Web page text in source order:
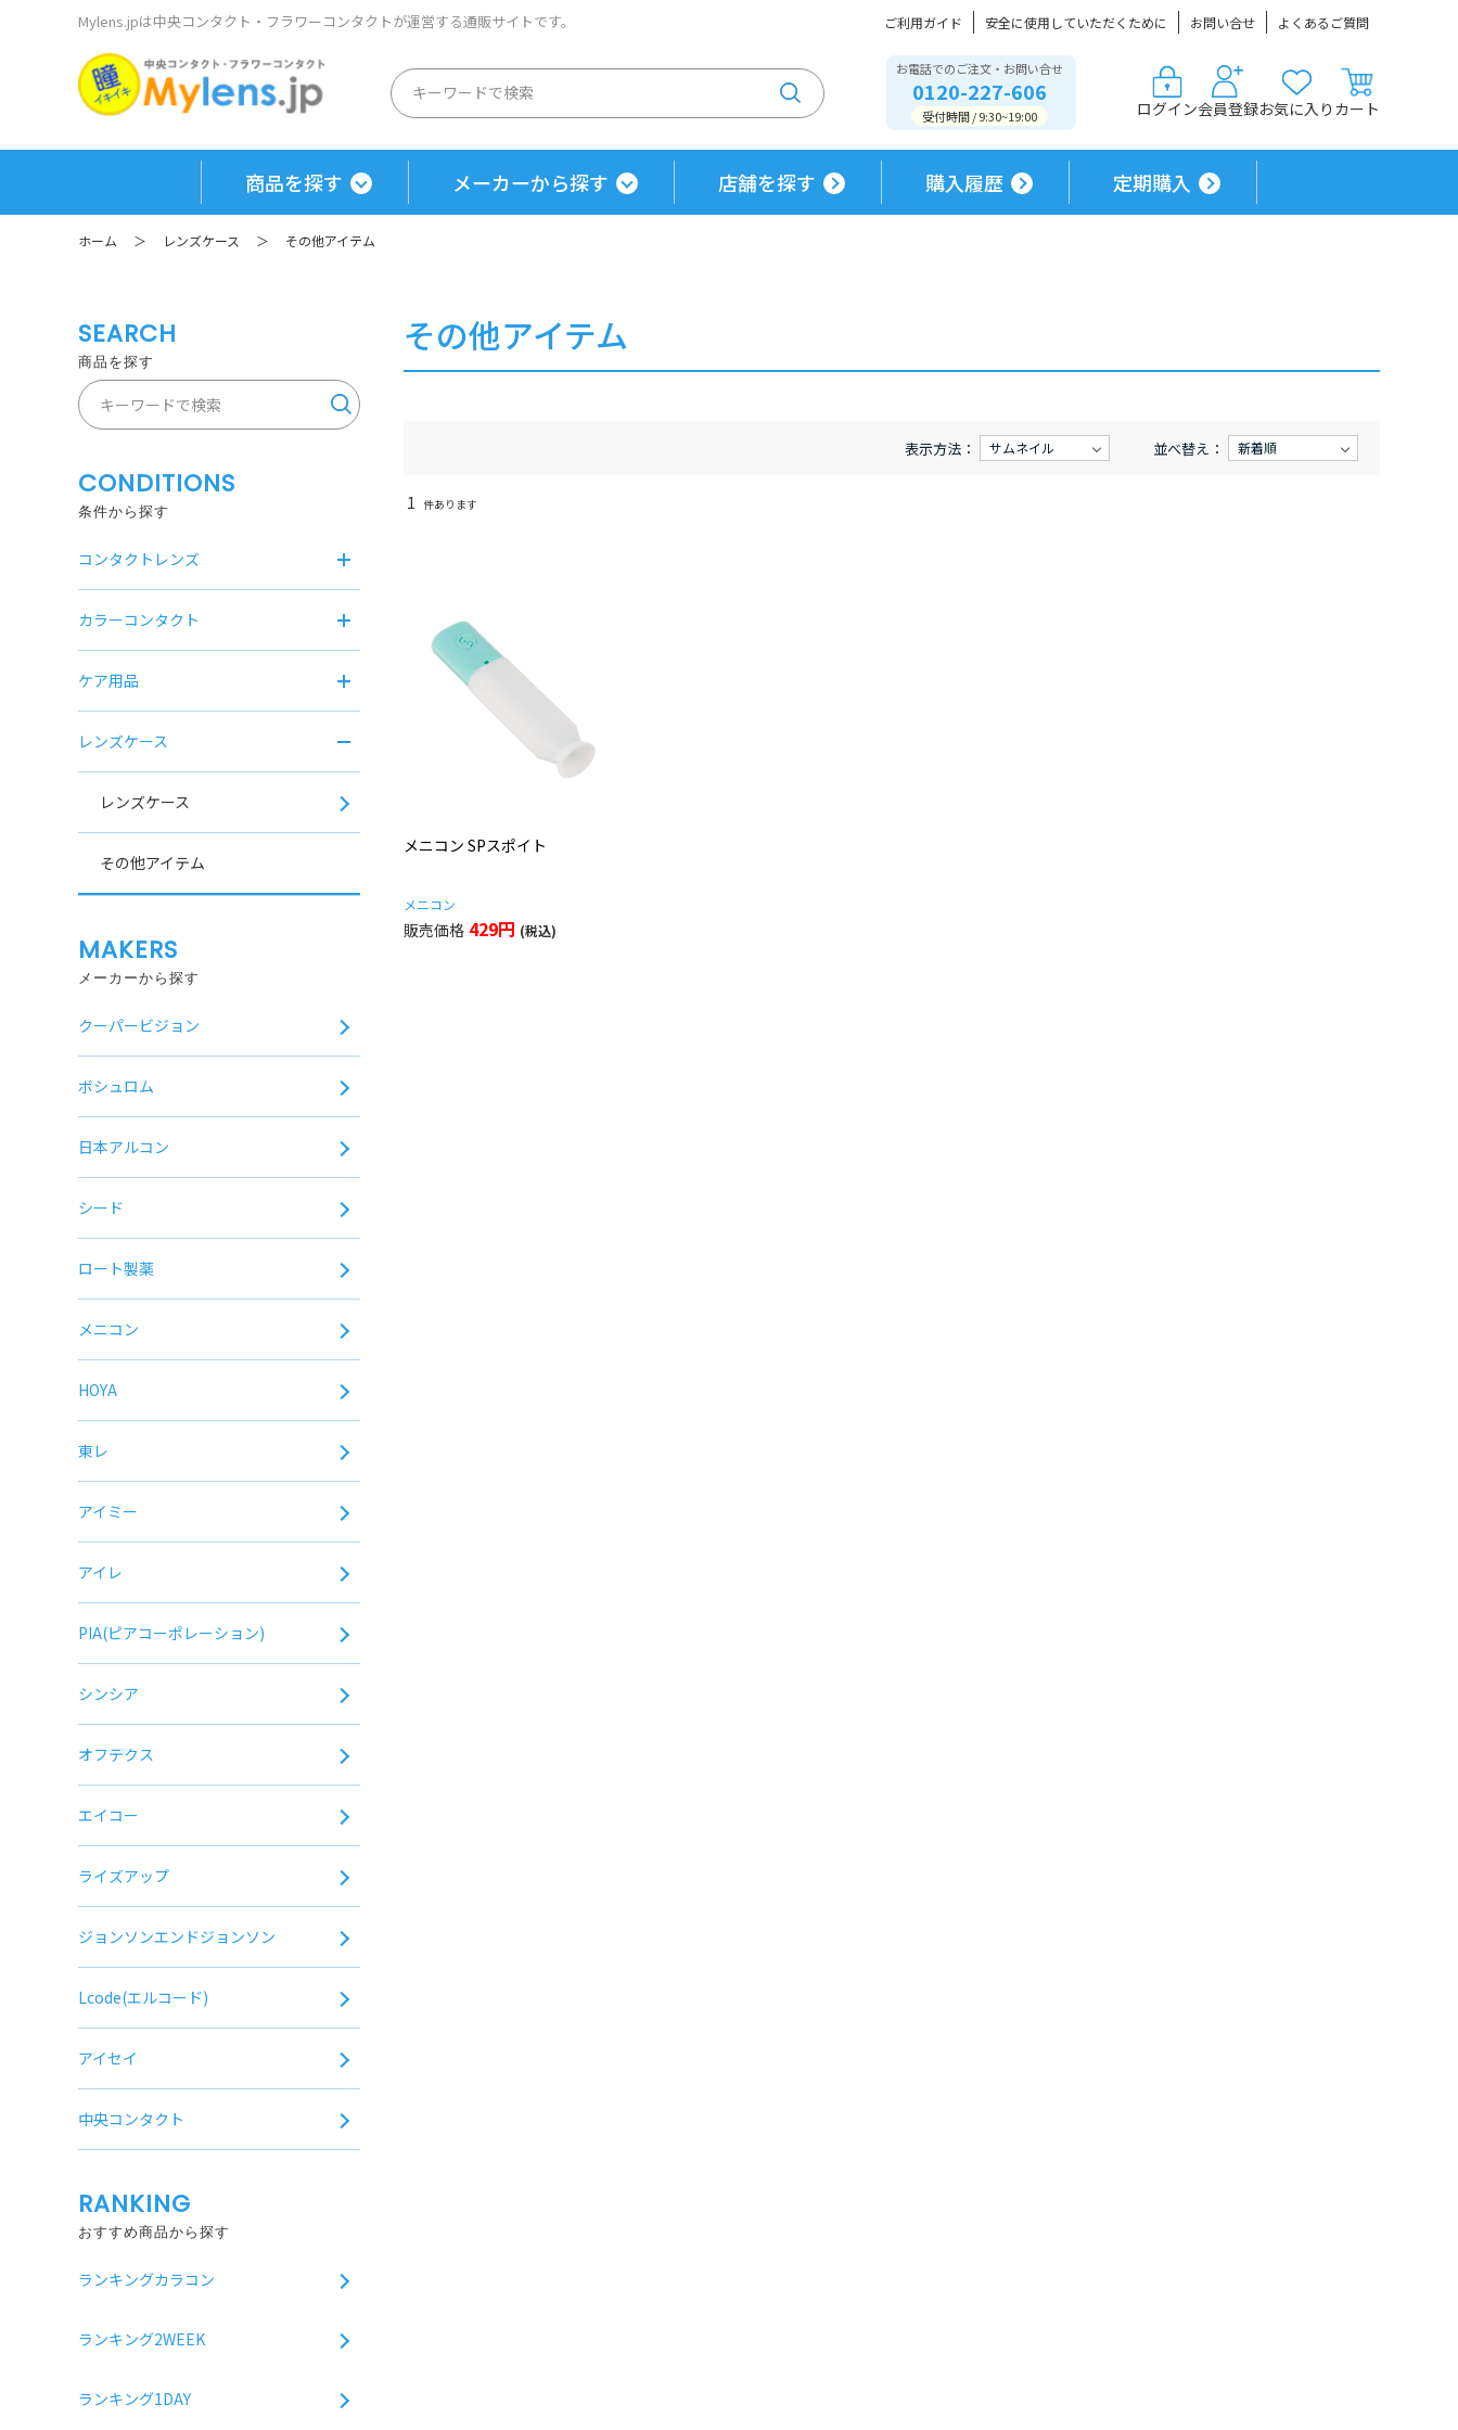
Mylens.jpは中央コンタクト・フラワーコンタクトが運営する通販サイトです。 ご利用ガイド 安全に使用していただくために お問い合せ よくあるご質問
お電話でのご注文・お問い合せ
0120-227-606
受付時間 / 9:30~19:00 ログイン会員登録お気に入り カート
商品を探す メーカーから探す 店舗を探す 購入履歴 定期購入
ホーム ＞ レンズケース ＞ その他アイテム
SEARCH
商品を探す
CONDITIONS
条件から探す
コンタクトレンズ
カラーコンタクト
ケア用品
レンズケース
レンズケース
その他アイテム
MAKERS
メーカーから探す
クーパービジョン
ボシュロム
日本アルコン
シード
ロート製薬
メニコン
HOYA
東レ
アイミー
アイレ
PIA(ピアコーポレーション)
シンシア
オフテクス
エイコー
ライズアップ
ジョンソンエンドジョンソン
Lcode(エルコード)
アイセイ
中央コンタクト
RANKING
おすすめ商品から探す
ランキングカラコン
ランキング2WEEK
ランキング1DAY
その他アイテム
表示方法： サムネイル 並べ替え： 新着順
1 件あります
メニコン SPスポイト
メニコン
429円